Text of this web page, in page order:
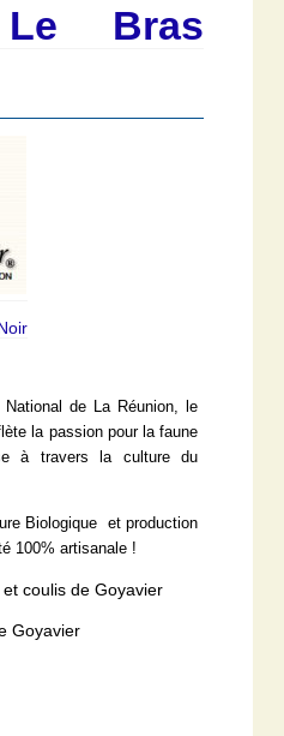
Bras
de La Réunion, le
la passion pour la faune
à travers la culture du
Biologique et production
100% artisanale !
coulis de Goyavier
Goyavier